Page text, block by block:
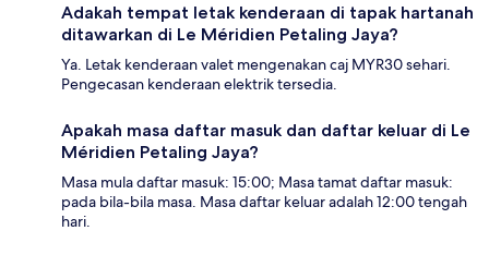
Adakah tempat letak kenderaan di tapak hartanah
ditawarkan di Le Méridien Petaling Jaya?
Ya. Letak kenderaan valet mengenakan caj MYR30 sehari.
Pengecasan kenderaan elektrik tersedia.
Apakah masa daftar masuk dan daftar keluar di Le
Méridien Petaling Jaya?
Masa mula daftar masuk: 15:00; Masa tamat daftar masuk:
pada bila-bila masa. Masa daftar keluar adalah 12:00 tengah
hari.